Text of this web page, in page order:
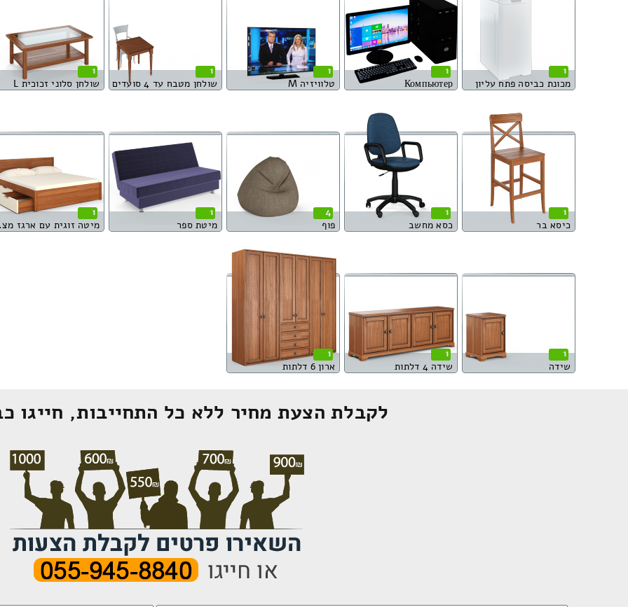
1
מכונת כביסה פתח עליון
1
Компьютер
1
טלוויזיה M
1
שולחן מטבח עד 4 סועדים
1
שולחן סלוני זכוכית L
1
כיסא בר
1
כסא מחשב
4
פוף
1
מיטת ספר
1
1
שידה
1
שידה 4 דלתות
1
ארון 6 דלתות
לקבלת הצעת מחיר ללא כל התחייבות, חייגו